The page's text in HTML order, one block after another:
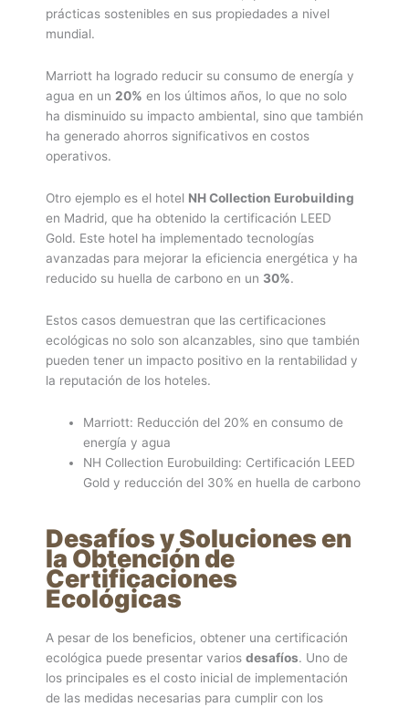
prácticas sostenibles en sus propiedades a nivel
mundial.
Marriott ha logrado reducir su consumo de energía y
agua en un 20% en los últimos años, lo que no solo
ha disminuido su impacto ambiental, sino que también
ha generado ahorros significativos en costos
operativos.
Otro ejemplo es el hotel NH Collection Eurobuilding
en Madrid, que ha obtenido la certificación LEED
Gold. Este hotel ha implementado tecnologías
avanzadas para mejorar la eficiencia energética y ha
reducido su huella de carbono en un 30%.
Estos casos demuestran que las certificaciones
ecológicas no solo son alcanzables, sino que también
pueden tener un impacto positivo en la rentabilidad y
la reputación de los hoteles.
Marriott: Reducción del 20% en consumo de
energía y agua
NH Collection Eurobuilding: Certificación LEED
Gold y reducción del 30% en huella de carbono
Desafíos y Soluciones en
la Obtención de
Certificaciones
Ecológicas
A pesar de los beneficios, obtener una certificación
ecológica puede presentar varios desafíos. Uno de
los principales es el costo inicial de implementación
de las medidas necesarias para cumplir con los